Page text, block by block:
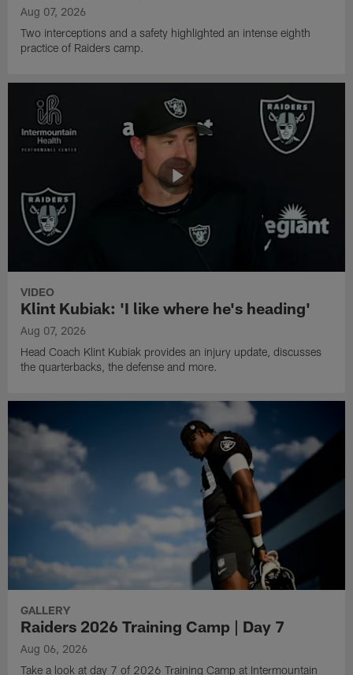
Aug 07, 2026
Two interceptions and a safety highlighted an intense eighth
practice of Raiders camp.
VIDEO
Klint Kubiak: 'I like where he's heading'
Aug 07, 2026
Head Coach Klint Kubiak provides an injury update, discusses
the quarterbacks, the defense and more.
GALLERY
Raiders 2026 Training Camp | Day 7
Aug 06, 2026
Take a look at day 7 of 2026 Training Camp at Intermountain